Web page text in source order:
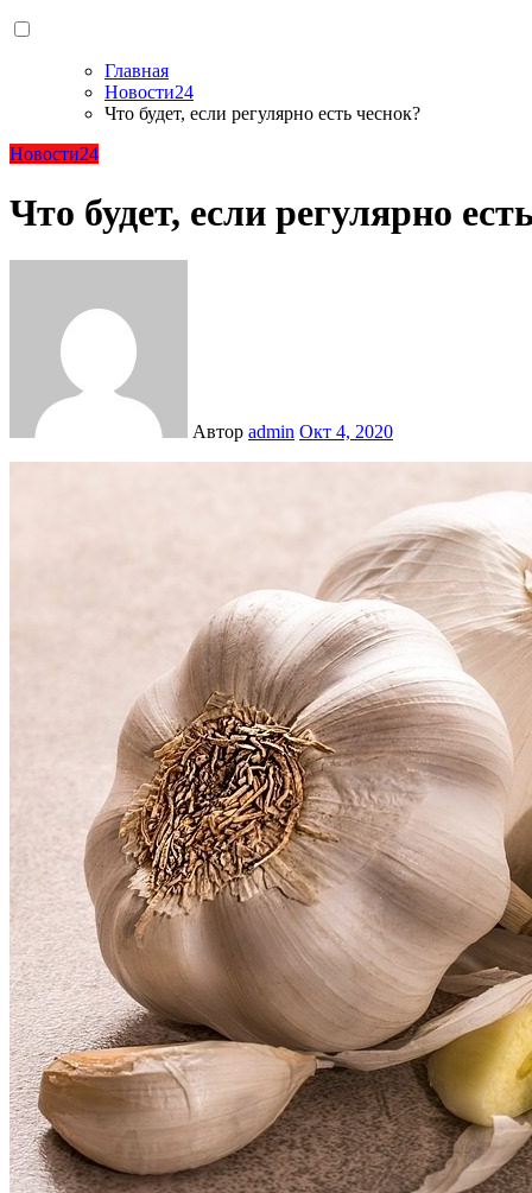
Главная
Новости24
Что будет, если регулярно есть чеснок?
Новости24
Что будет, если регулярно
Автор admin Окт 4, 2020